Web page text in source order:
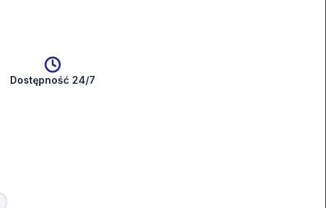
Dostępność 24/7